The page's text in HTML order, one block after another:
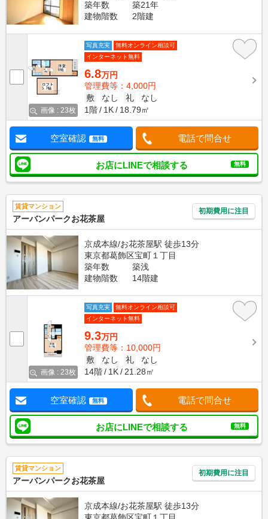
築年数
築21年
建物階数
2階建
画像 : 23枚
写真充実
無料オンライン相談可
インターネット無料
6.8万円
管理費等：4,000円
敷
なし 礼
なし
1階
1K 18.79㎡
空室確認 無料 電話で問合せ
お店にLINEで相談する 無料
賃貸マンション
アーバンパークお花茶屋
初期費用に注目
京成本線/お花茶屋駅 徒歩13分
東京都葛飾区宝町１丁目
築年数
築浅
建物階数
14階建
画像 : 23枚
写真充実
無料オンライン相談可
インターネット無料
9.3万円
管理費等：10,000円
敷
なし 礼
なし
14階
1K 21.28㎡
空室確認 無料 電話で問合せ
お店にLINEで相談する 無料
賃貸マンション
アーバンパークお花茶屋
初期費用に注目
京成本線/お花茶屋駅 徒歩13分